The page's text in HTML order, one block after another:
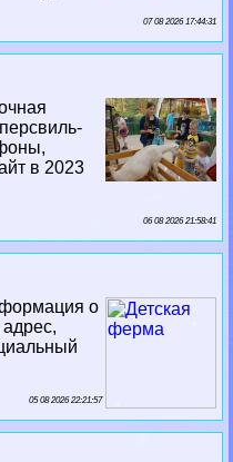
07 08 2026 17:44:31
в 2023
06 08 2026 21:58:41
о
05 08 2026 22:21:57